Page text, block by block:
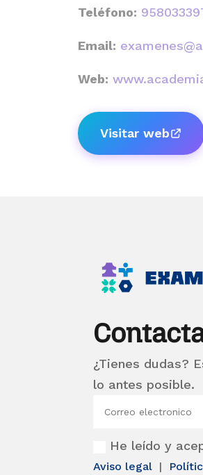
Teléfono:
Email:
Web:
Visitar web
¿Tienes dudas?
lo antes posible.
He leído y
Aviso legal |